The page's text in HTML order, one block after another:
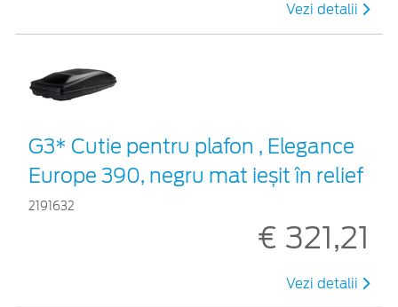
Vezi detalii
G3* Cutie pentru plafon , Elegance
Europe 390, negru mat ieșit în relief
2191632
€ 321,21
Vezi detalii